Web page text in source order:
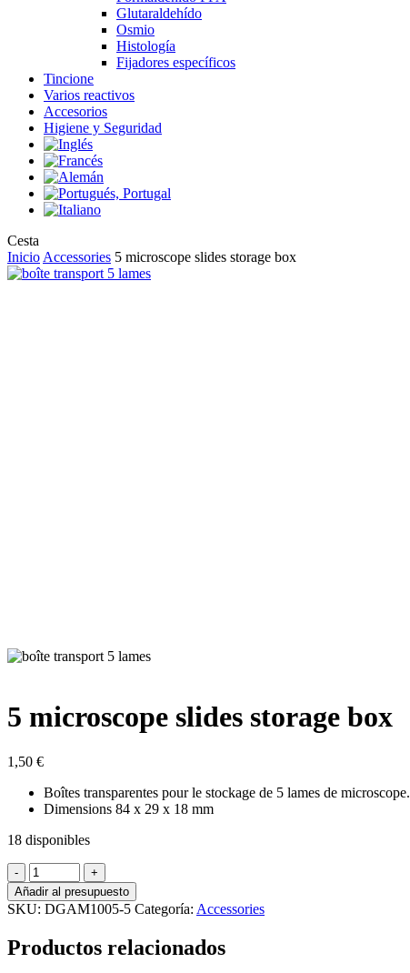
Glutaraldehído
Osmio
Histología
Fijadores específicos
Tincione
Varios reactivos
Accesorios
Higiene y Seguridad
Cesta
Cart
Inicio Accessories 5 microscope slides storage box
5 microscope slides storage box
1,50 €
Boîtes transparentes pour le stockage de 5 lames de microscope.
Dimensions 84 x 29 x 18 mm
18 disponibles
5
microscope
slides
storage
cantidad
Añadir al presupuesto
SKU: DGAM1005-5 Categoría: Accessories
Productos relacionados